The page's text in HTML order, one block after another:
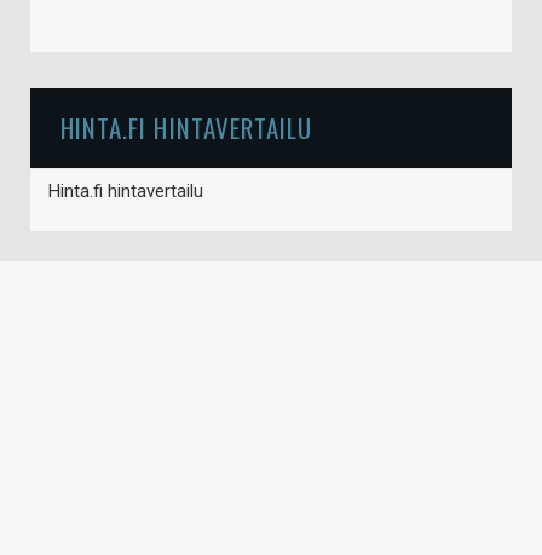
HINTA.FI HINTAVERTAILU
Hinta.fi hintavertailu